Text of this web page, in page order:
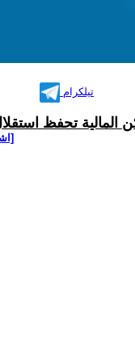
تيلكرام
المالية تحفظ